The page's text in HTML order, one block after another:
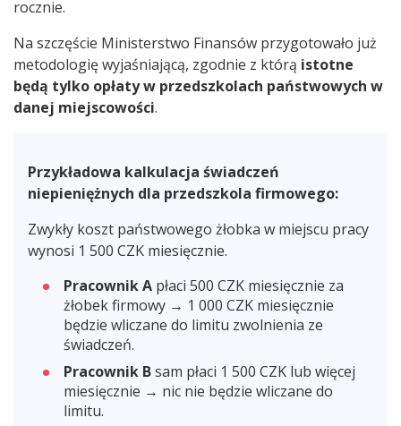
rocznie.
Na szczęście Ministerstwo Finansów przygotowało już
metodologię wyjaśniającą, zgodnie z którą istotne
będą tylko opłaty w przedszkolach państwowych w
danej miejscowości.
Przykładowa kalkulacja świadczeń
niepieniężnych dla przedszkola firmowego:
Zwykły koszt państwowego żłobka w miejscu pracy
wynosi 1 500 CZK miesięcznie.
Pracownik A płaci 500 CZK miesięcznie za
żłobek firmowy → 1 000 CZK miesięcznie
będzie wliczane do limitu zwolnienia ze
świadczeń.
Pracownik Bsam płaci 1 500 CZK lub więcej
miesięcznie → nic nie będzie wliczane do
limitu.